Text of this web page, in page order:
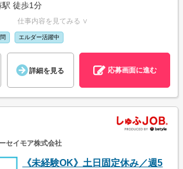
駅 徒歩1分
仕事内容を見てみる ∨
エルダー活躍中
詳細を見る 応募画面に進む
セイモア株式会社
《未経験OK》土日固定休み／週5